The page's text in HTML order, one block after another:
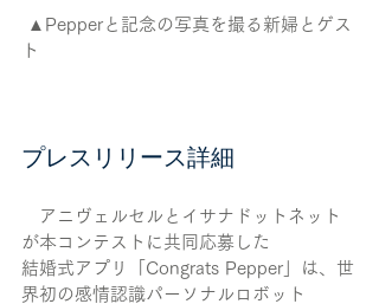
ト
プレスリリース詳細
アニヴェルセルとイサナドットネット
が本コンテストに共同応募した
結婚式アプリ「Congrats Pepper」は、世
界初の感情認識パーソナルロボット